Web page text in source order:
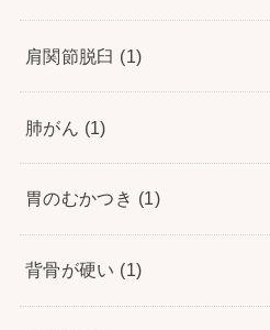
肩関節脱臼 (1)
肺がん (1)
胃のむかつき (1)
背骨が硬い (1)